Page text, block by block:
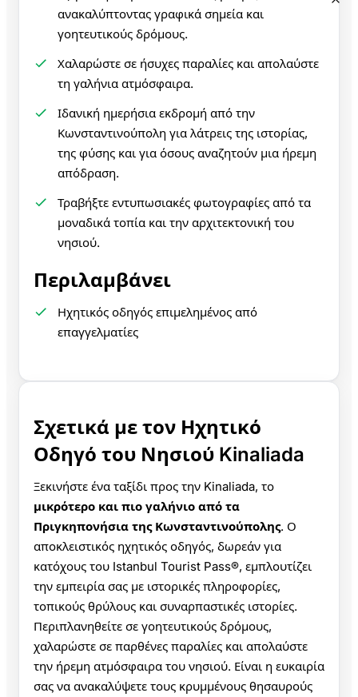
ανακαλύπτοντας γραφικά σημεία και
γοητευτικούς δρόμους.
Χαλαρώστε σε ήσυχες παραλίες και απολαύστε
τη γαλήνια ατμόσφαιρα.
Ιδανική ημερήσια εκδρομή από την
Κωνσταντινούπολη για λάτρεις της ιστορίας,
της φύσης και για όσους αναζητούν μια ήρεμη
απόδραση.
Τραβήξτε εντυπωσιακές φωτογραφίες από τα
μοναδικά τοπία και την αρχιτεκτονική του
νησιού.
Περιλαμβάνει
Ηχητικός οδηγός επιμελημένος από
επαγγελματίες
Σχετικά με τον Ηχητικό
Οδηγό του Νησιού Kinaliada
Ξεκινήστε ένα ταξίδι προς την Kinaliada, το
μικρότερο και πιο γαλήνιο από τα
Πριγκηπονήσια της Κωνσταντινούπολης. Ο
αποκλειστικός ηχητικός οδηγός, δωρεάν για
κατόχους του Istanbul Tourist Pass®, εμπλουτίζει
την εμπειρία σας με ιστορικές πληροφορίες,
τοπικούς θρύλους και συναρπαστικές ιστορίες.
Περιπλανηθείτε σε γοητευτικούς δρόμους,
χαλαρώστε σε παρθένες παραλίες και απολαύστε
την ήρεμη ατμόσφαιρα του νησιού. Είναι η ευκαιρία
σας να ανακαλύψετε τους κρυμμένους θησαυρούς